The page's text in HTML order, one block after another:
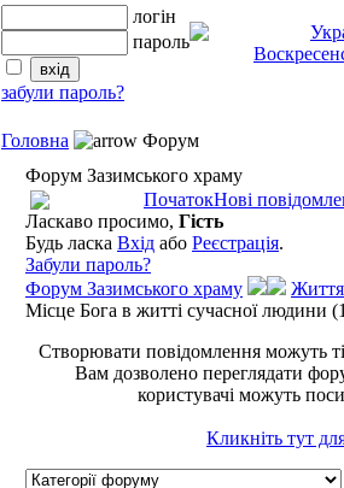
логін
пароль
забули пароль?
Головна
Форум
Форум Зазимського храму
ПочатокНові
Ласкаво просимо, Гість
Будь ласка Вхід або Реєстрація.
Забули пароль?
Форум Зазимського храму
Життя
Місце Бога в житті сучасної людини
Створювати повідомлення можуть
Вам дозволено переглядати
користувачі можуть
Кликніть тут